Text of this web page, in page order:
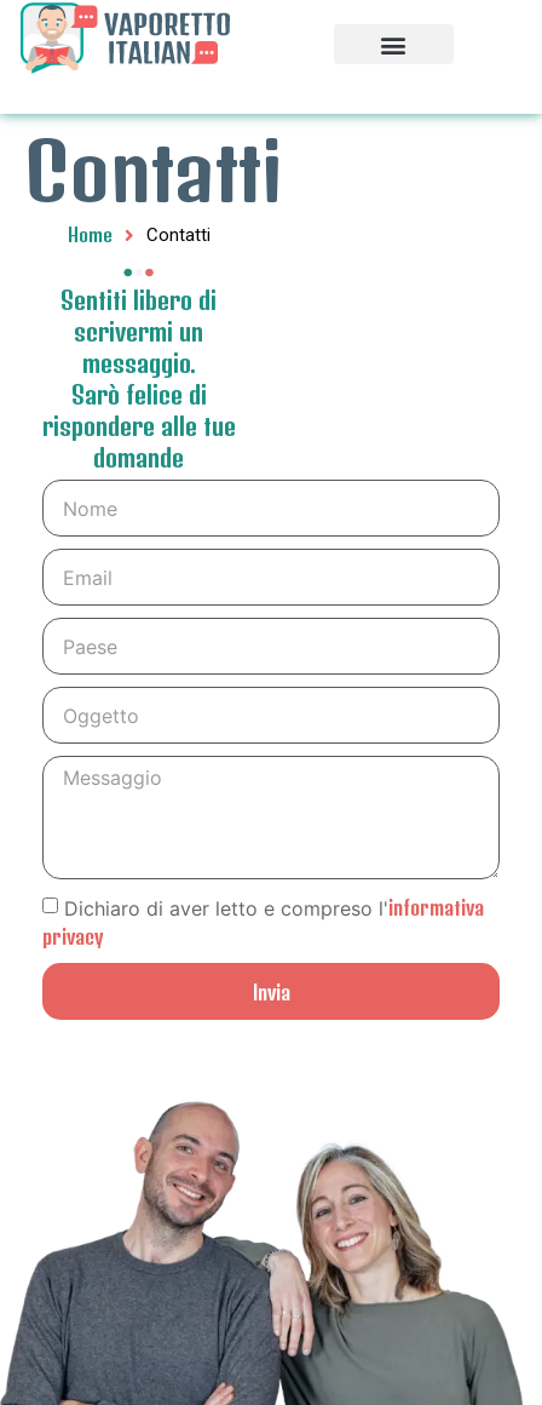
Contatti
Home Contatti
Sentiti libero di
scrivermi un
messaggio.
Sarò felice di
rispondere alle tue
domande
Dichiaro di aver letto e compreso l'informativa
privacy
Invia